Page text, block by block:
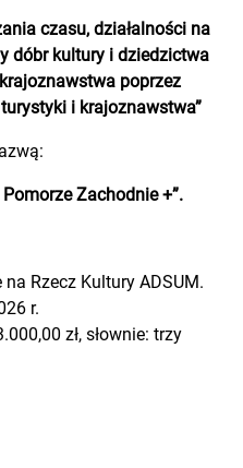
czasu, działalności na
dóbr kultury i dziedzictwa
poprzez
i krajoznawstwa”
Zachodnie +”.
na Rzecz Kultury ADSUM.
r.
zł, słownie: trzy